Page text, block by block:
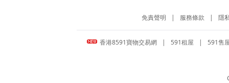
免責聲明 | 服務條款 | 隱
香港8591寶物交易網 | 591租屋 | 591售